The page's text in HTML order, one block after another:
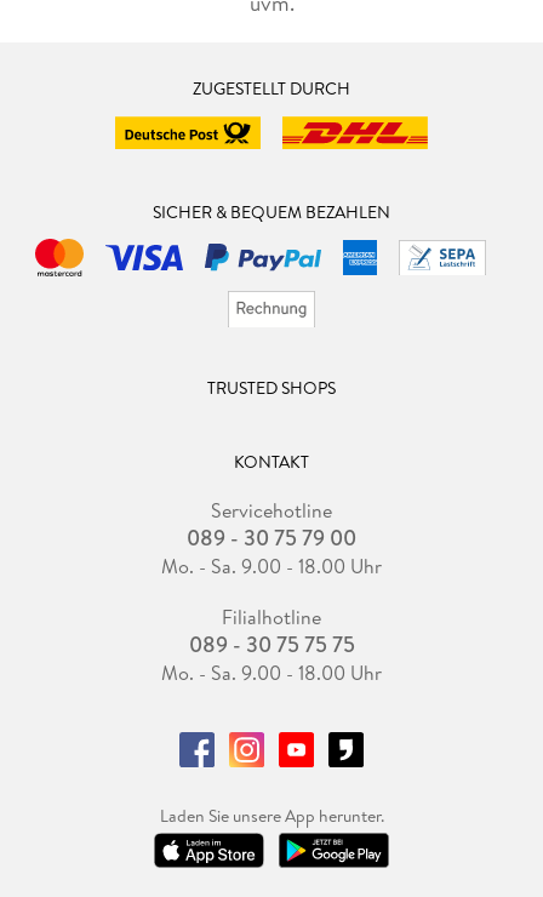
ZUGESTELLT DURCH
SICHER & BEQUEM BEZAHLEN
TRUSTED SHOPS
KONTAKT
Servicehotline
089 - 30 75 79 00
Mo. - Sa. 9.00 - 18.00 Uhr
Filialhotline
089 - 30 75 75 75
Mo. - Sa. 9.00 - 18.00 Uhr
Laden Sie unsere App herunter.